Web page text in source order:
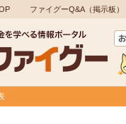
ファイグーQ&A（掲示板）